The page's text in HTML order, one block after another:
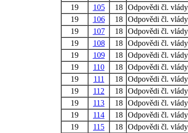
19
105 18 Odpovědi čl.
19
106 18 Odpovědi čl.
19
107 18 Odpovědi čl.
19
108 18 Odpovědi čl.
19
109 18 Odpovědi čl.
19
110 18 Odpovědi čl.
19
111 18 Odpovědi čl.
19
112 18 Odpovědi čl.
19
113 18 Odpovědi čl.
19
114 18 Odpovědi čl.
19
115 18 Odpovědi čl.